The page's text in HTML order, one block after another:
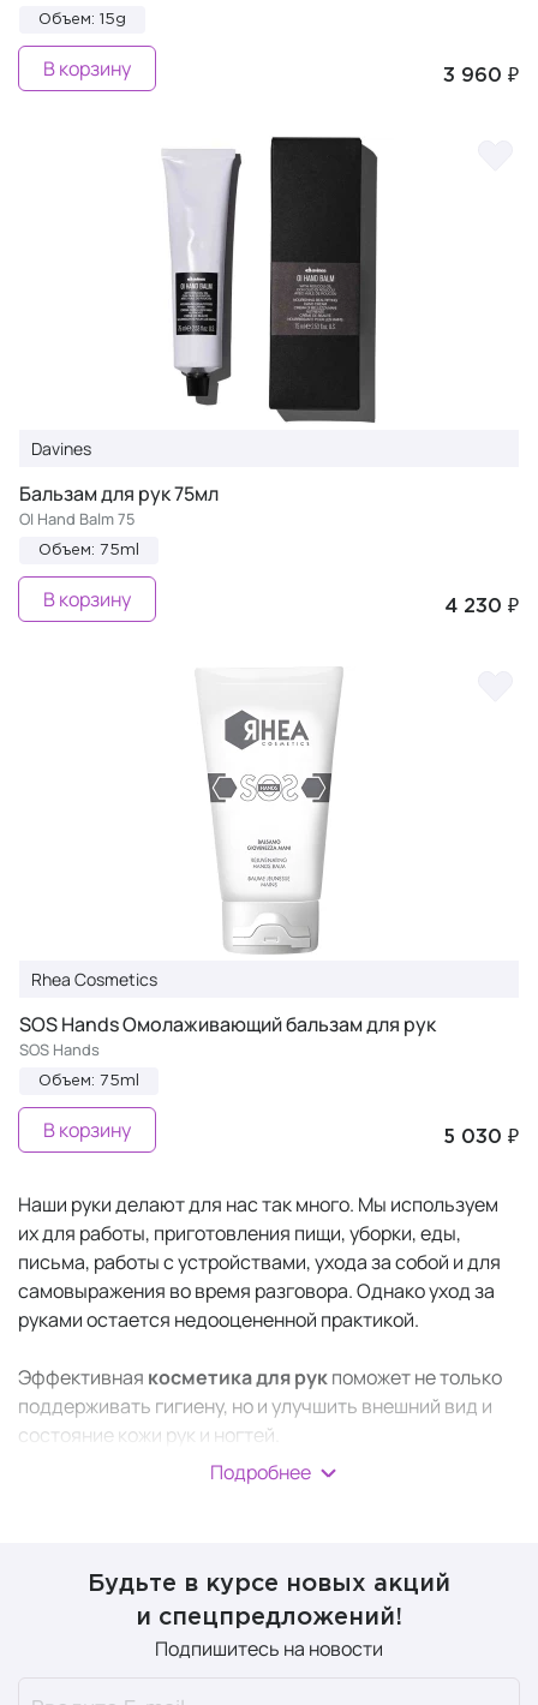
Объем: 15g
3 960 ₽
В корзину
Davines
Бальзам для рук 75мл
OI Hand Balm 75
Объем: 75ml
4 230 ₽
В корзину
Rhea Cosmetics
SOS Hands Омолаживающий бальзам для рук
SOS Hands
Объем: 75ml
5 030 ₽
В корзину
Наши руки делают для нас так много. Мы используем
их для работы, приготовления пищи, уборки, еды,
письма, работы с устройствами, ухода за собой и для
самовыражения во время разговора. Однако уход за
руками остается недооцененной практикой.
Эффективная косметика для рукпоможет не только
поддерживать гигиену, но и улучшить внешний вид и
состояние кожи рук и ногтей.
рук?
Погодные изменения . Холодный климат может
оказывать высушивающее воздействие на кожу.
С другой стороны, жизнь в жарком климате с
Подробнее
Будьте в курсе новых акций
и спецпредложений!
Подпишитесь на новости